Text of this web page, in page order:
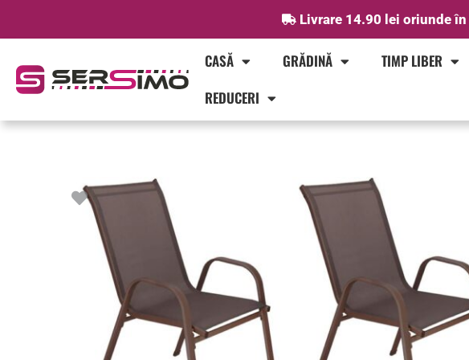
Livrare 14.90 lei oriunde
CASĂ GRĂDINĂ TIMP LIBER
REDUCERI